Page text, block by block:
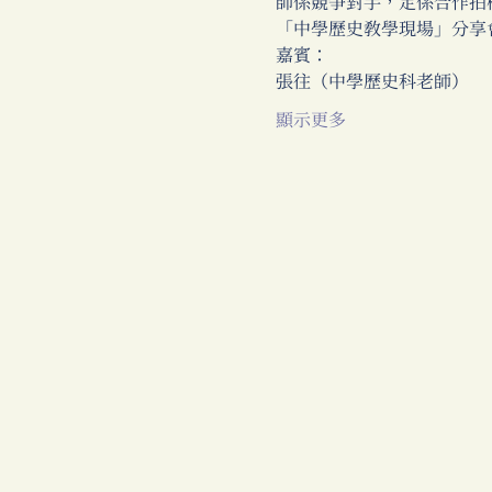
「中學歷史教學現場」分享
嘉賓：
張往（中學歷史科老師）
顯示更多